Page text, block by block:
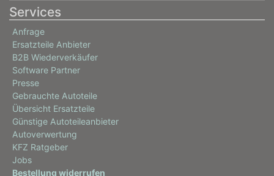
Services
Anfrage
Ersatzteile Anbieter
B2B Wiederverkäufer
Software Partner
Presse
Gebrauchte Autoteile
Übersicht Ersatzteile
Günstige Autoteileanbieter
Autoverwertung
KFZ Ratgeber
Jobs
Bestellung widerrufen